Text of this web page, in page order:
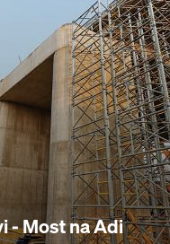
- Most na Adi